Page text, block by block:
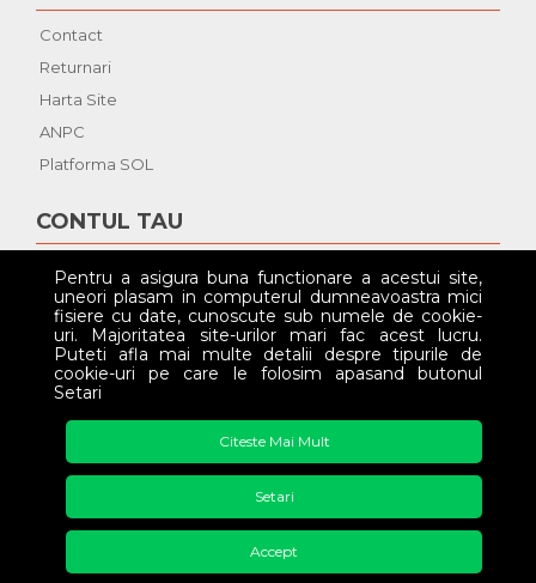
Pentru a asigura buna functionare a acestui site,
uneori plasam in computerul dumneavoastra mici
fisiere cu date, cunoscute sub numele de cookie-
uri. Majoritatea site-urilor mari fac acest lucru.
Puteti afla mai multe detalii despre tipurile de
cookie-uri pe care le folosim apasand butonul
Setari
Citeste Mai Mult
Setari
Accept
Contact
Returnari
Harta Site
ANPC
Platforma SOL
CONTUL TAU
Contul Tau
Istoric Comenzi
Wish List
Newsletter
SOCIAL
Copyright © Ambalaje-Flori.ro | 1994 - 2026